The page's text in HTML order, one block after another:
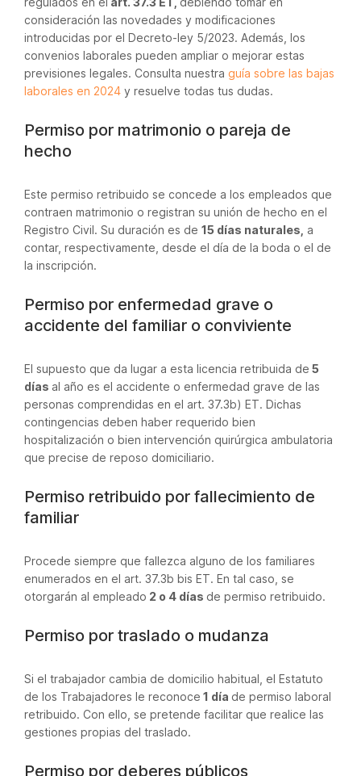
consideración las novedades y modificaciones
introducidas por el Decreto-ley 5/2023. Además, los
convenios laborales pueden ampliar o mejorar estas
previsiones legales. Consulta nuestra guía sobre las bajas
laborales en 2024 y resuelve todas tus dudas.
Permiso por matrimonio o pareja de
hecho
Este permiso retribuido se concede a los empleados que
contraen matrimonio o registran su unión de hecho en el
Registro Civil. Su duración es de 15 días naturales, a
contar, respectivamente, desde el día de la boda o el de
la inscripción.
Permiso por enfermedad grave o
accidente del familiar o conviviente
El supuesto que da lugar a esta licencia retribuida de 5
días al año es el accidente o enfermedad grave de las
personas comprendidas en el art. 37.3b) ET. Dichas
contingencias deben haber requerido bien
hospitalización o bien intervención quirúrgica ambulatoria
que precise de reposo domiciliario.
Permiso retribuido por fallecimiento de
familiar
Procede siempre que fallezca alguno de los familiares
enumerados en el art. 37.3b bis ET. En tal caso, se
otorgarán al empleado 2 o 4 días de permiso retribuido.
Permiso por traslado o mudanza
Si el trabajador cambia de domicilio habitual, el Estatuto
de los Trabajadores le reconoce 1 día de permiso laboral
retribuido. Con ello, se pretende facilitar que realice las
gestiones propias del traslado.
Permiso por deberes públicos